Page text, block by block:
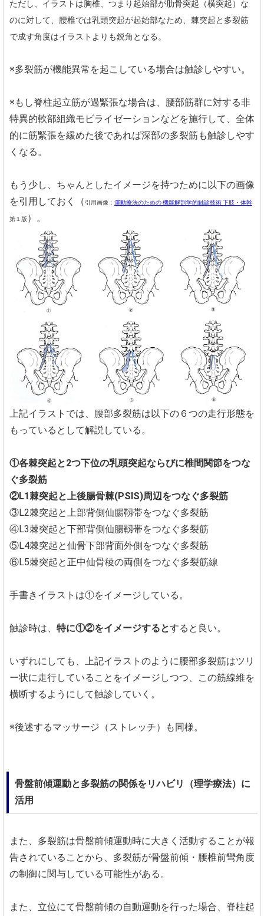
ただし、イラストは胸椎、つまり起始部が肋骨突起（横突起）な
のに対して、腰椎では乳頭突起が起始部なため、棘突起と多裂筋
で成す角度はイラストよりも鋭角となる。
※多裂筋が機能異常を起こしている場合は触診しやすい。
※もし脊柱起立筋が過緊張な場合は、腰部筋群に対する非
特異的軟部組織モビライゼーションなどを施行して、全体
的に筋緊張を緩めた後であれば深部の多裂筋も触診しやす
くなる。
もう少し、ちゃんとしたイメージを持つために以下の画像
を引用しておく（ 引用画像： 運動療法のための 機能解剖学的触診技術 下肢・体幹
第１版 ）。
上記イラストでは、腰部多裂筋は以下の６つの走行形態を
もっているとして解説している。
①各棘突起と2つ下位の乳頭突起ならびに椎間関節をつな
ぐ多裂筋
②L1棘突起と上後腸骨棘(PSIS)周辺をつなぐ多裂筋
③L2棘突起と上部背側仙腸靱帯をつなぐ多裂筋
④L3棘突起と下部背側仙腸靱帯をつなぐ多裂筋
⑤L4棘突起と仙骨下部背面外側をつなぐ多裂筋
⑥L5棘突起と正中仙骨稜の両側をつなぐ多裂筋線
手書きイラストは①をイメージしている。
触診時は、 特に①②をイメージするとすると良い。
いずれにしても、上記イラストのように腰部多裂筋はツリ
ー状に走行していることをイメージしつつ、この筋線維を
横断するようにして触診していく。
※後述するマッサージ（ストレッチ）も同様。
骨盤前傾運動と多裂筋の関係をリハビリ（理学療法）に
活用
また、多裂筋は骨盤前傾運動時に大きく活動することが報
告されていることから、多裂筋が骨盤前傾・腰椎前彎角度
の制御に関与している可能性がある。
また、立位にて骨盤前傾の自動運動を行った場合、脊柱起